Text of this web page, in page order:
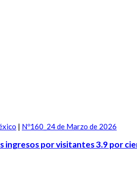
| Nº160_24 de Marzo de 2026
ingresos por visitantes 3.9 por